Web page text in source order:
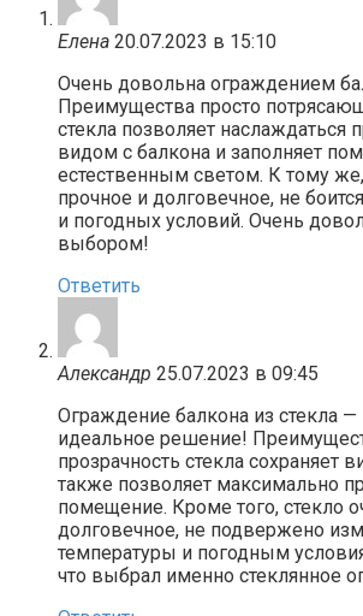
Елена 20.07.2023 в 15:10
Очень довольна ограждением
Преимущества просто
стекла позволяет наслаждаться
видом с балкона и заполняет
естественным светом. К тому
прочное и долговечное, не
и погодных условий. Очень
выбором!
Ответить
Александр 25.07.2023 в 09:45
Ограждение балкона из стекла —
идеальное решение!
прозрачность стекла сохраняет
также позволяет максимально
помещение. Кроме того, стекло
долговечное, не подвержено
температуры и погодным
что выбрал именно стеклянное